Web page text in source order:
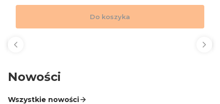
Do koszyka
Nowości
Wszystkie nowości